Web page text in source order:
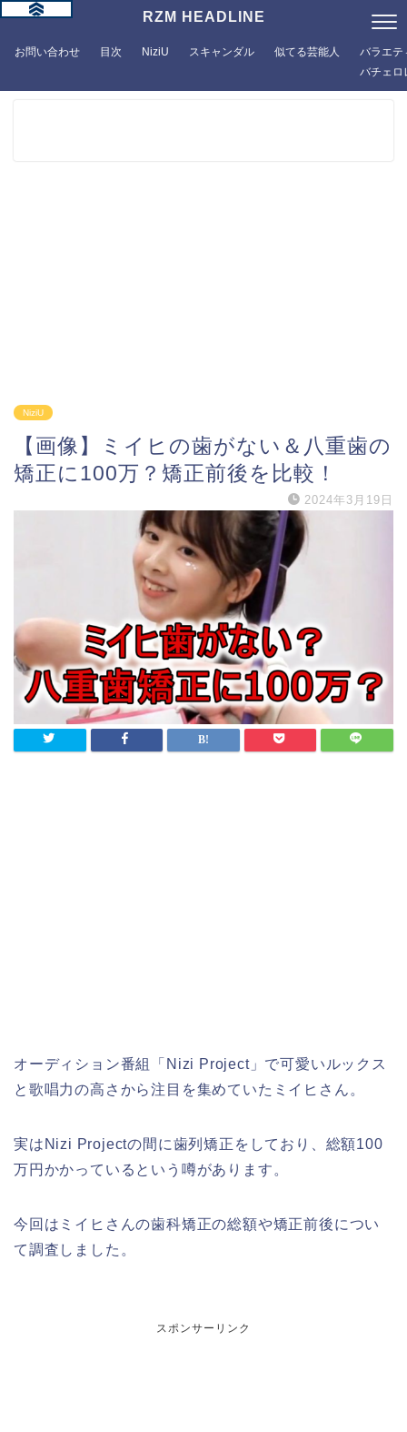
RZM HEADLINE
お問い合わせ 目次 NiziU スキャンダル 似てる芸能人
バラエテ
バチェロ
NiziU
【画像】ミイヒの歯がない＆八重歯の
矯正に100万？矯正前後を比較！
2024年3月19日
オーディション番組「Nizi Project」で可愛いルックス
と歌唱力の高さから注目を集めていたミイヒさん。
実はNizi Projectの間に歯列矯正をしており、総額100
万円かかっているという噂があります。
今回はミイヒさんの歯科矯正の総額や矯正前後につい
て調査しました。
スポンサーリンク